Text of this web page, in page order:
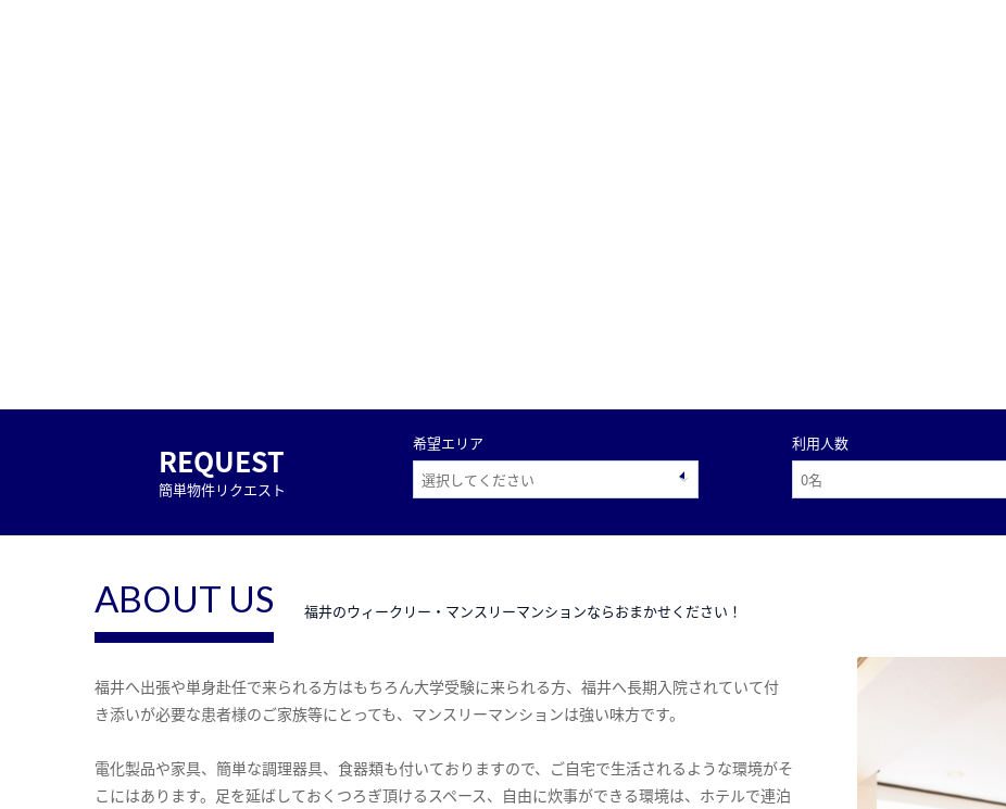
REQUEST
簡単物件リクエスト
希望エリア 利用人数
ABOUT US 福井のウィークリー・マンスリーマンションならおまかせください！
福井へ出張や単身赴任で来られる方はもちろん大学受験に来られる方、福井へ長期入院されていて付
き添いが必要な患者様のご家族等にとっても、マンスリーマンションは強い味方です。
電化製品や家具、簡単な調理器具、食器類も付いておりますので、ご自宅で生活されるような環境がそ
こにはあります。足を延ばしておくつろぎ頂けるスペース、自由に炊事ができる環境は、ホテルで連泊